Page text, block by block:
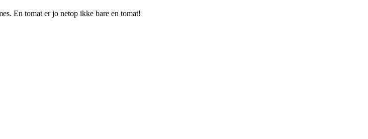
En tomat er jo netop ikke bare en tomat!